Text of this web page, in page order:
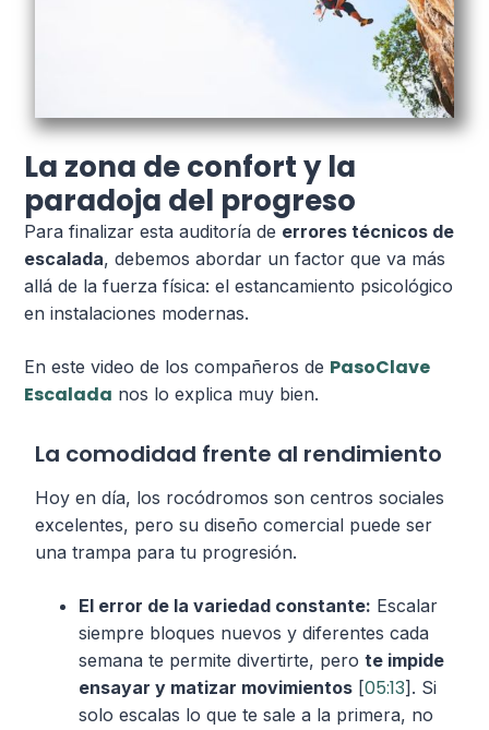
La zona de confort y la
paradoja del progreso
Para finalizar esta auditoría de errores técnicos de
escalada, debemos abordar un factor que va más
allá de la fuerza física: el estancamiento psicológico
en instalaciones modernas.
En este video de los compañeros de PasoClave
Escalada nos lo explica muy bien.
La comodidad frente al rendimiento
Hoy en día, los rocódromos son centros sociales
excelentes, pero su diseño comercial puede ser
una trampa para tu progresión.
El error de la variedad constante: Escalar
siempre bloques nuevos y diferentes cada
semana te permite divertirte, perote impide
ensayar y matizar movimientos [05:13]. Si
solo escalas lo que te sale a la primera, no